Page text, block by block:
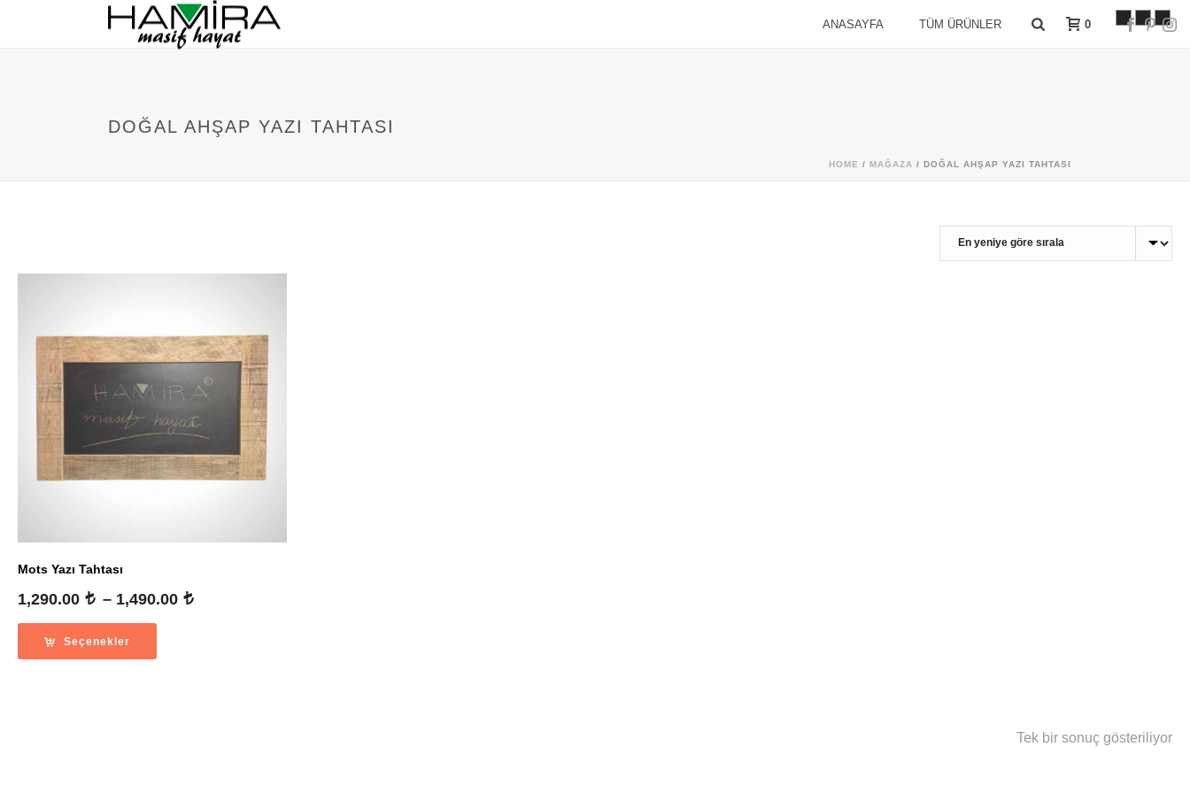
ANASAYFA TÜM ÜRÜNLER 0
DOĞAL AHŞAP YAZI TAHTASI
HOME / MAĞAZA / DOĞAL AHŞAP YAZI TAHTASI
Mots Yazı Tahtası
1,290.00 – 1,490.00
Seçenekler
Tek bir sonuç gösteriliyor